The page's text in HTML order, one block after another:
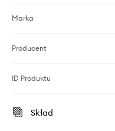
Marka
Producent
ID Produktu
Skład